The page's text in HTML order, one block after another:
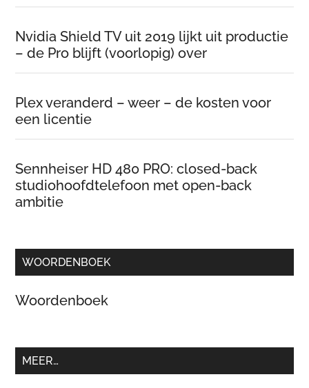
Nvidia Shield TV uit 2019 lijkt uit productie
– de Pro blijft (voorlopig) over
Plex veranderd – weer – de kosten voor
een licentie
Sennheiser HD 480 PRO: closed-back
studiohoofdtelefoon met open-back
ambitie
WOORDENBOEK
Woordenboek
MEER…